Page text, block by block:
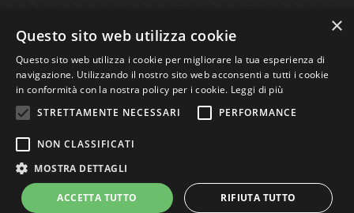
CONDIZIONI DI VENDITA
PRIVACY POLICY
COOKIE POLICY
Studio Bibliografico Scriptorium Dott.ssa Sara Bassi VAT
nr. 01744000207
Power byGRAFFITI WEB
×
Questo sito web utilizza cookie
Questo sito web utilizza i cookie per migliorare la tua esperienza di
navigazione. Utilizzando il nostro sito web acconsenti a tutti i cookie
in conformità con la nostra policy per i cookie. Leggi di più
STRETTAMENTE NECESSARI
PERFORMANCE
NON CLASSIFICATI
MOSTRA DETTAGLI
ACCETTA TUTTO RIFIUTA TUTTO